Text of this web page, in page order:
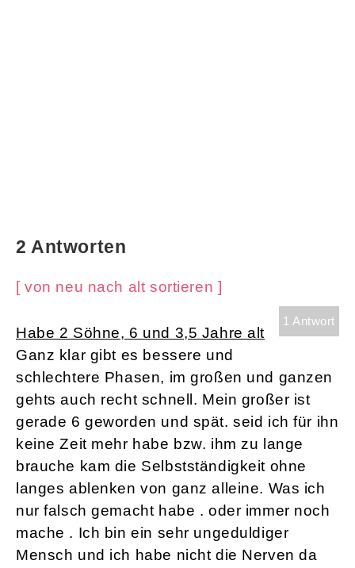
2 Antworten
[ von neu nach alt sortieren ]
1 Antwort
Habe 2 Söhne, 6 und 3,5 Jahre alt
Ganz klar gibt es bessere und
schlechtere Phasen, im großen und ganzen
gehts auch recht schnell. Mein großer ist
gerade 6 geworden und spät. seid ich für ihn
keine Zeit mehr habe bzw. ihm zu lange
brauche kam die Selbstständigkeit ohne
langes ablenken von ganz alleine. Was ich
nur falsch gemacht habe . oder immer noch
mache . Ich bin ein sehr ungeduldiger
Mensch und ich habe nicht die Nerven da